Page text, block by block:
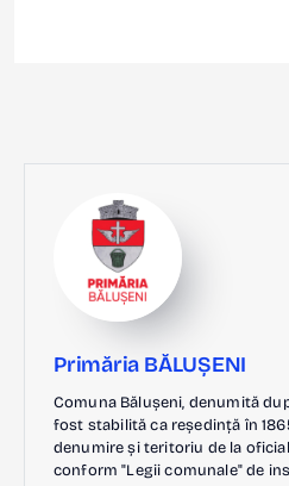
Primăria BĂLUȘENI
Comuna Bălușeni, denumită
fost stabilită ca reședință în
denumire și teritoriu de la
conform "Legii comunale" de